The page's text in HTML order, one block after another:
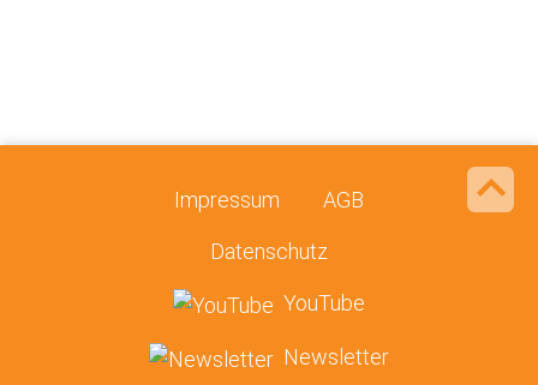
Impressum AGB
Datenschutz
YouTube
Newsletter